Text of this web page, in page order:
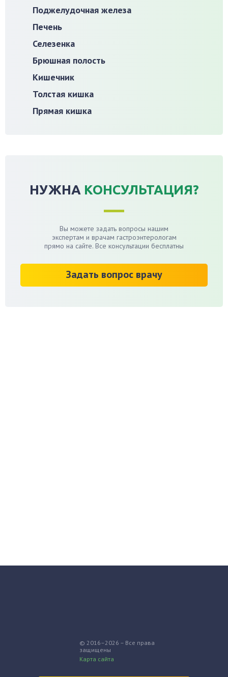
Поджелудочная железа
Печень
Селезенка
Брюшная полость
Кишечник
Толстая кишка
Прямая кишка
НУЖНА КОНСУЛЬТАЦИЯ?
Вы можете задать вопросы нашим
экспертам и врачам гастроэнтерологам
прямо на сайте. Все консультации бесплатны
Задать вопрос врачу
© 2016–2026 – Все права
защищены
Карта сайта